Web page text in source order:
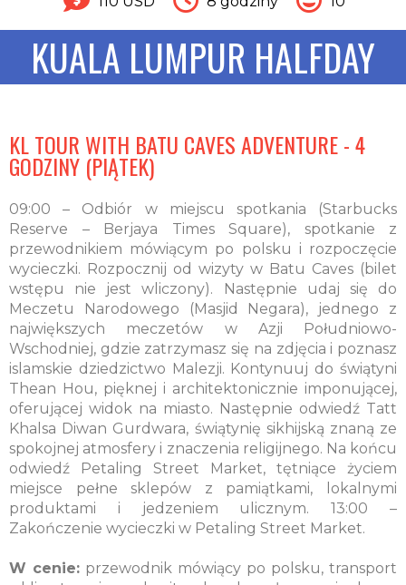
KUALA LUMPUR HALFDAY
KL TOUR WITH BATU CAVES ADVENTURE - 4
GODZINY (PIĄTEK)
09:00 – Odbiór w miejscu spotkania (Starbucks
Reserve – Berjaya Times Square), spotkanie z
przewodnikiem mówiącym po polsku i rozpoczęcie
wycieczki. Rozpocznij od wizyty w Batu Caves (bilet
wstępu nie jest wliczony). Następnie udaj się do
Meczetu Narodowego (Masjid Negara), jednego z
największych meczetów w Azji Południowo-
Wschodniej, gdzie zatrzymasz się na zdjęcia i poznasz
islamskie dziedzictwo Malezji. Kontynuuj do świątyni
Thean Hou, pięknej i architektonicznie imponującej,
oferującej widok na miasto. Następnie odwiedź Tatt
Khalsa Diwan Gurdwara, świątynię sikhijską znaną ze
spokojnej atmosfery i znaczenia religijnego. Na końcu
odwiedź Petaling Street Market, tętniące życiem
miejsce pełne sklepów z pamiątkami, lokalnymi
produktami i jedzeniem ulicznym. 13:00 –
Zakończenie wycieczki w Petaling Street Market.
W cenie: przewodnik mówiący po polsku, transport